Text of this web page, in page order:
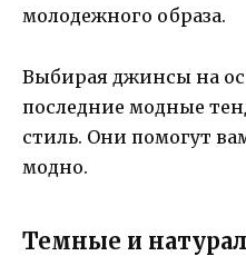
молодежного образа.
Выбирая джинсы на
последние модные
стиль. Они помогут
модно.
Темные и